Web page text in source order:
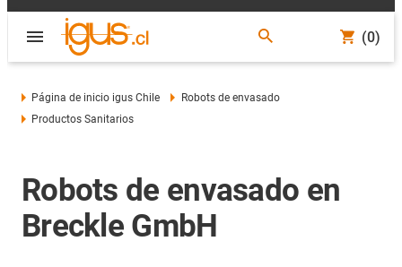
(0)
Página de inicio igus Chile
Robots de envasado
Productos Sanitarios
Robots de envasado en
Breckle GmbH